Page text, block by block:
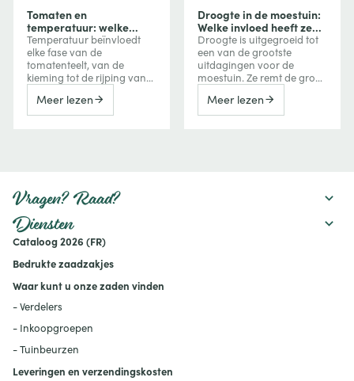
Tomaten en
temperatuur: welke
invloed heeft
temperatuur op groei,
bloei en vruchtvorming?
Temperatuur beïnvloedt
elke fase van de
tomatenteelt, van de
kieming tot de rijping van
vertraagt de groei, terwijl
extreme hitte de bloei,
rekening mee houdt.
Meer lezen
Droogte in de moestuin:
Welke invloed heeft ze
op uw groenten en hoe
beschermt u uw
gewassen?
Droogte is uitgegroeid tot
een van de grootste
uitdagingen voor de
moestuin. Ze remt de groei
de oogst, kan de bitterheid
verhogen of een
Meer lezen
Vragen? Raad?
Diensten
Cataloog 2026 (FR)
Bedrukte zaadzakjes
Waar kunt u onze zaden vinden
- Verdelers
- Inkoopgroepen
- Tuinbeurzen
Leveringen en verzendingskosten